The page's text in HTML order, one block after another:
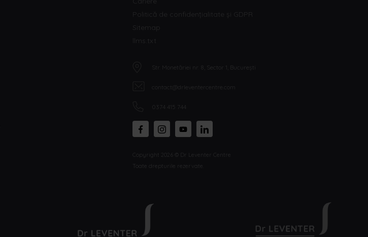
Politică de confidențialitate și GDPR
Sitemap
llms.txt
Str. Monetăriei nr. 8, Sector 1, București
contact@drleventercentre.com
0374 415 744
Copyright 2026 © Dr Leventer Centre
Toate drepturile rezervate.